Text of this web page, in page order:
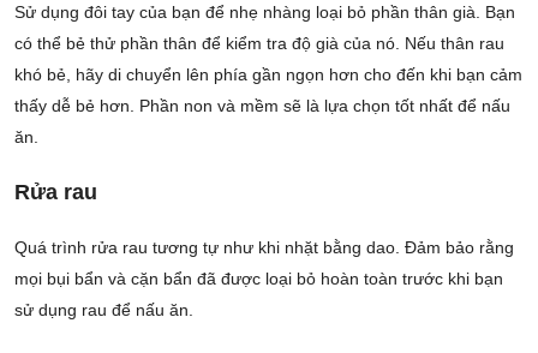
Sử dụng đôi tay của bạn để nhẹ nhàng loại bỏ phần thân già. Bạn
có thể bẻ thử phần thân để kiểm tra độ già của nó. Nếu thân rau
khó bẻ, hãy di chuyển lên phía gần ngọn hơn cho đến khi bạn cảm
thấy dễ bẻ hơn. Phần non và mềm sẽ là lựa chọn tốt nhất để nấu
ăn.
Rửa rau
Quá trình rửa rau tương tự như khi nhặt bằng dao. Đảm bảo rằng
mọi bụi bẩn và cặn bẩn đã được loại bỏ hoàn toàn trước khi bạn
sử dụng rau để nấu ăn.